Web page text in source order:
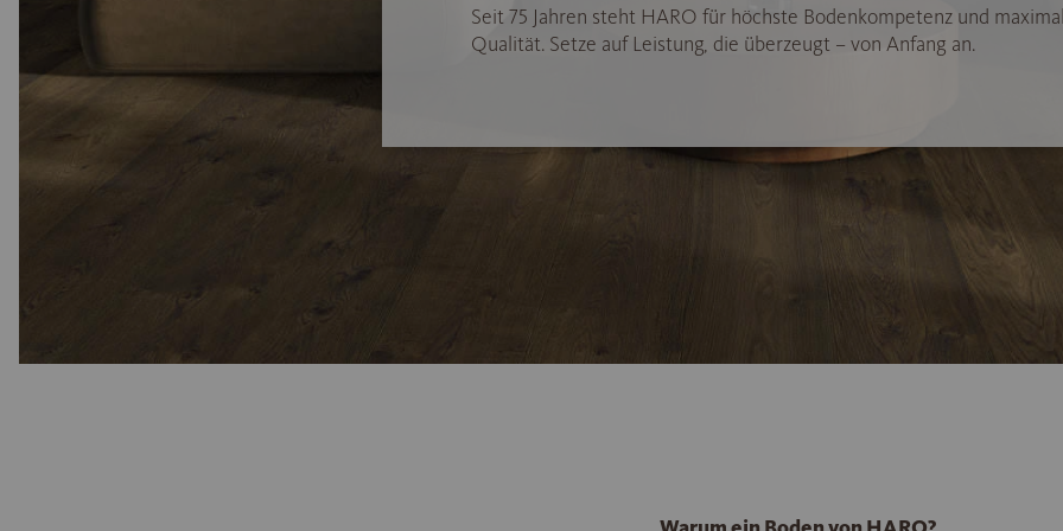
Seit 75 Jahren steht HARO für höchste Bodenkompetenz und
Qualität. Setze auf Leistung, die überzeugt – von Anfang an.